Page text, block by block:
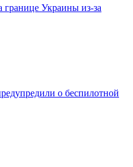
Украины из-за
о беспилотной